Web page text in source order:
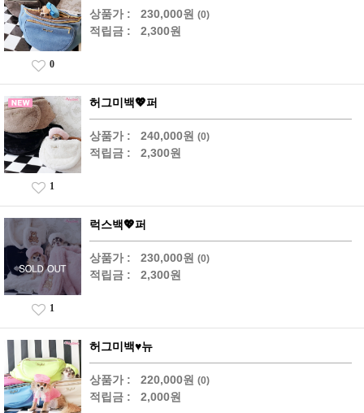
상품가 : 230,000원 (0)
적립금 : 2,300원
0
허그미백💖퍼
상품가 : 240,000원 (0)
적립금 : 2,300원
1
럭스백💖퍼
상품가 : 230,000원 (0)
적립금 : 2,300원
1
허그미백♥뉴
상품가 : 220,000원 (0)
적립금 : 2,000원